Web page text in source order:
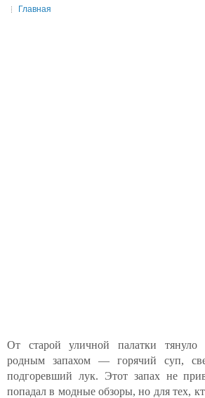
Главная
От старой уличной палатки
родным запахом — горячий суп,
подгоревший лук. Этот запах не
попадал в модные обзоры, но для тех,